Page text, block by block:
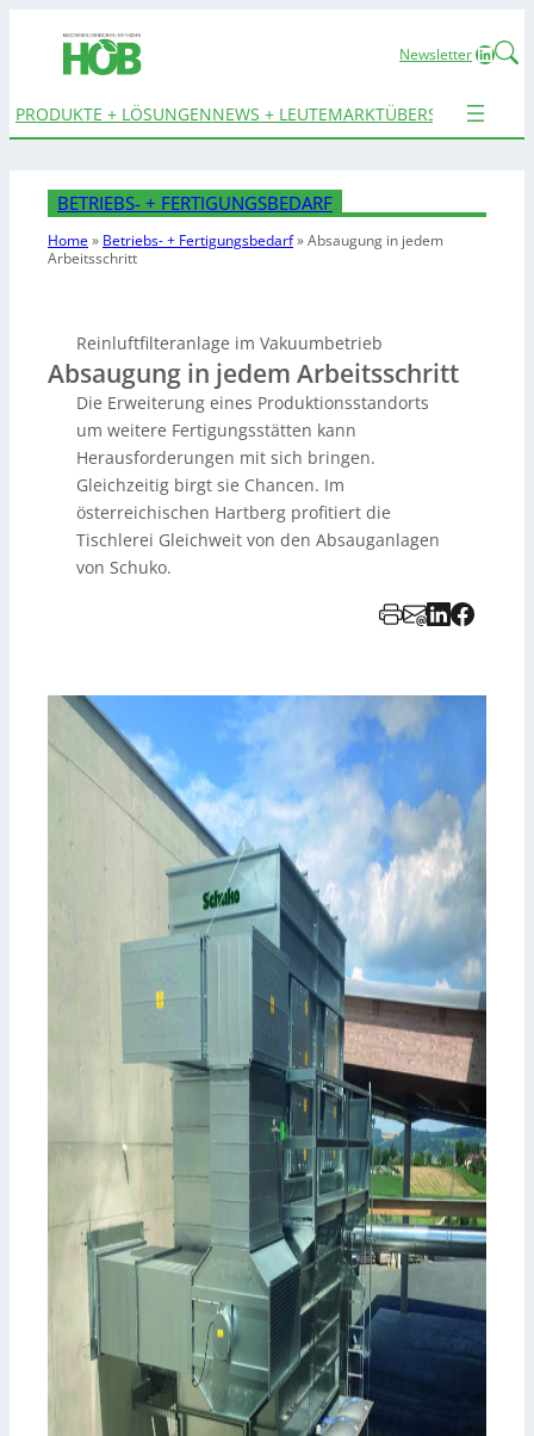
Newsletter
PRODUKTE + LÖSUNGENNEWS + LEUTEMARKTÜBERSICHTEN
BETRIEBS- + FERTIGUNGSBEDARF
Home» Betriebs- + Fertigungsbedarf»Absaugung in jedem
Arbeitsschritt
Reinluftfilteranlage im Vakuumbetrieb
Absaugung in jedem Arbeitsschritt
Die Erweiterung eines Produktionsstandorts
um weitere Fertigungsstätten kann
Herausforderungen mit sich bringen.
Gleichzeitig birgt sie Chancen. Im
österreichischen Hartberg profitiert die
Tischlerei Gleichweit von den Absauganlagen
von Schuko.